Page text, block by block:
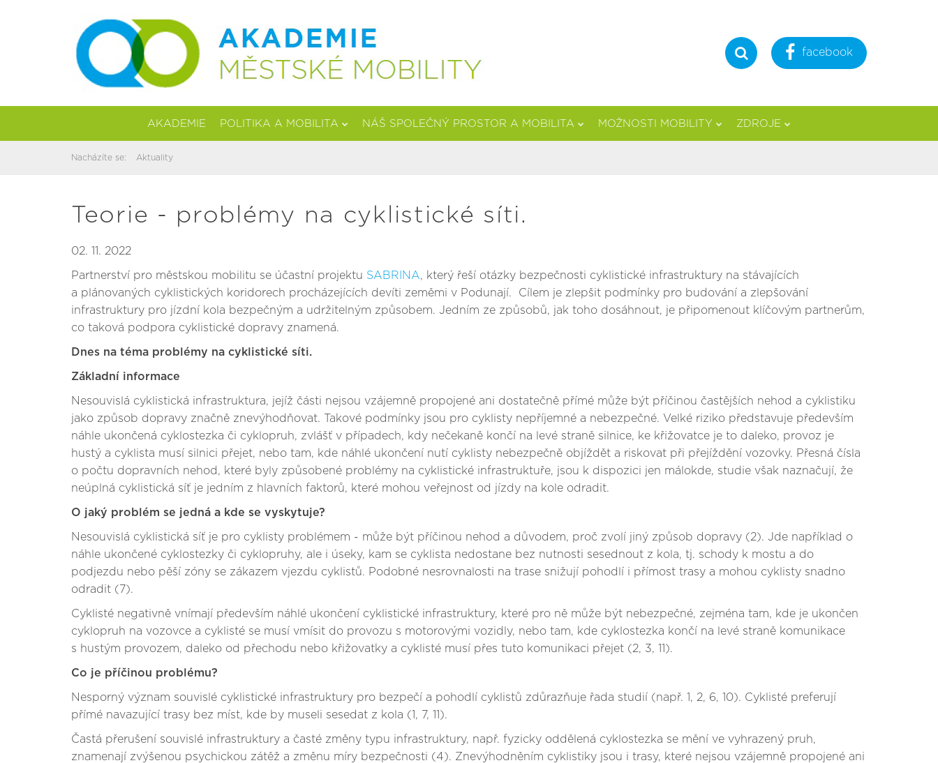
Hledat facebook
AKADEMIE POLITIKA A MOBILITA NÁŠ SPOLEČNÝ PROSTOR A MOBILITA MOŽNOSTI MOBILITY ZDROJE
Nacházíte se: Aktuality
Teorie - problémy na cyklistické síti.
02. 11. 2022
Partnerství pro městskou mobilitu se účastní projektu SABRINA, který řeší otázky bezpečnosti cyklistické infrastruktury na stávajících
a plánovaných cyklistických koridorech procházejících devíti zeměmi v Podunají. Cílem je zlepšit podmínky pro budování a zlepšování
infrastruktury pro jízdní kola bezpečným a udržitelným způsobem. Jedním ze způsobů, jak toho dosáhnout, je připomenout klíčovým partnerům,
co taková podpora cyklistické dopravy znamená.
Dnes na téma problémy na cyklistické síti.
Základní informace
Nesouvislá cyklistická infrastruktura, jejíž části nejsou vzájemně propojené ani dostatečně přímé může být příčinou častějších nehod a cyklistiku
jako způsob dopravy značně znevýhodňovat. Takové podmínky jsou pro cyklisty nepříjemné a nebezpečné. Velké riziko představuje především
náhle ukončená cyklostezka či cyklopruh, zvlášť v případech, kdy nečekaně končí na levé straně silnice, ke křižovatce je to daleko, provoz je
hustý a cyklista musí silnici přejet, nebo tam, kde náhlé ukončení nutí cyklisty nebezpečně objíždět a riskovat při přejíždění vozovky. Přesná čísla
o počtu dopravních nehod, které byly způsobené problémy na cyklistické infrastruktuře, jsou k dispozici jen málokde, studie však naznačují, že
neúplná cyklistická síť je jedním z hlavních faktorů, které mohou veřejnost od jízdy na kole odradit.
O jaký problém se jedná a kde se vyskytuje?
Nesouvislá cyklistická síť je pro cyklisty problémem - může být příčinou nehod a důvodem, proč zvolí jiný způsob dopravy (2). Jde například o
náhle ukončené cyklostezky či cyklopruhy, ale i úseky, kam se cyklista nedostane bez nutnosti sesednout z kola, tj. schody k mostu a do
podjezdu nebo pěší zóny se zákazem vjezdu cyklistů. Podobné nesrovnalosti na trase snižují pohodlí i přímost trasy a mohou cyklisty snadno
odradit (7).
Cyklisté negativně vnímají především náhlé ukončení cyklistické infrastruktury, které pro ně může být nebezpečné, zejména tam, kde je ukončen
cyklopruh na vozovce a cyklisté se musí vmísit do provozu s motorovými vozidly, nebo tam, kde cyklostezka končí na levé straně komunikace
s hustým provozem, daleko od přechodu nebo křižovatky a cyklisté musí přes tuto komunikaci přejet (2, 3, 11).
Co je příčinou problému?
Nesporný význam souvislé cyklistické infrastruktury pro bezpečí a pohodlí cyklistů zdůrazňuje řada studií (např. 1, 2, 6, 10). Cyklisté preferují
přímé navazující trasy bez míst, kde by museli sesedat z kola (1, 7, 11).
Častá přerušení souvislé infrastruktury a časté změny typu infrastruktury, např. fyzicky oddělená cyklostezka se mění ve vyhrazený pruh,
znamenají zvýšenou psychickou zátěž a změnu míry bezpečnosti (4). Znevýhodněním cyklistiky jsou i trasy, které nejsou vzájemně propojené ani